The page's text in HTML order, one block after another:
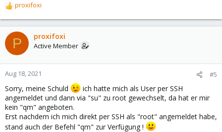
R
e
a
c
t
o
n
:
proxifoxi
P proxifoxi
Active Member
Aug 18, 2021 #5
Sorry, meine Schuld
ich hatte mich als User per SSH
angemeldet und dann via "su" zu root gewechselt, da hat er mir
kein "qm" angeboten.
Erst nachdem ich mich direkt per SSH als "root" angemeldet habe,
stand auch der Befehl "qm" zur Verfügung !